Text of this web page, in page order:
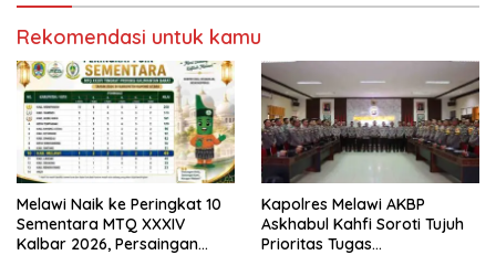
Rekomendasi untuk kamu
Melawi Naik ke Peringkat 10
Sementara MTQ XXXIV
Kalbar 2026, Persaingan
Kapolres Melawi AKBP
Askhabul Kahfi Soroti Tujuh
Prioritas Tugas